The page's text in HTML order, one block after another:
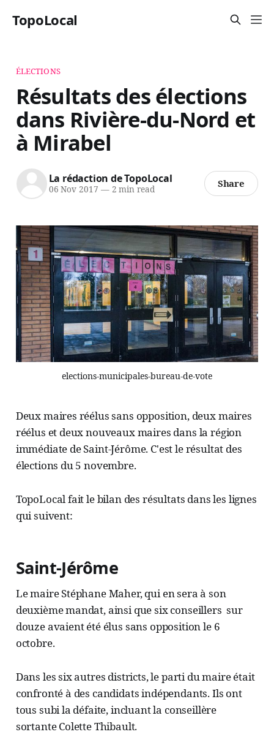
TopoLocal
ÉLECTIONS
Résultats des élections
dans Rivière-du-Nord et
à Mirabel
La rédaction de TopoLocal
06 Nov 2017 —2 min read Share
elections-municipales-bureau-de-vote
Deux maires réélus sans opposition, deux maires
réélus et deux nouveaux maires dans la région
immédiate de Saint-Jérôme. C'est le résultat des
élections du 5 novembre.
TopoLocal fait le bilan des résultats dans les lignes
qui suivent:
Saint-Jérôme
Le maire Stéphane Maher, qui en sera à son
deuxième mandat, ainsi que six conseillers sur
douze avaient été élus sans opposition le 6
octobre.
Dans les six autres districts, le parti du maire était
confronté à des candidats indépendants. Ils ont
tous subi la défaite, incluant la conseillère
sortante Colette Thibault.